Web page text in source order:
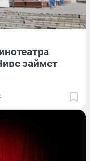
займет